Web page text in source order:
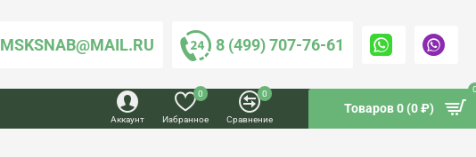
MSKSNAB@MAIL.RU 8 (499) 707-76-61
Аккаунт Избранное
0
Сравнение
0
Товаров 0 (0 ₽)